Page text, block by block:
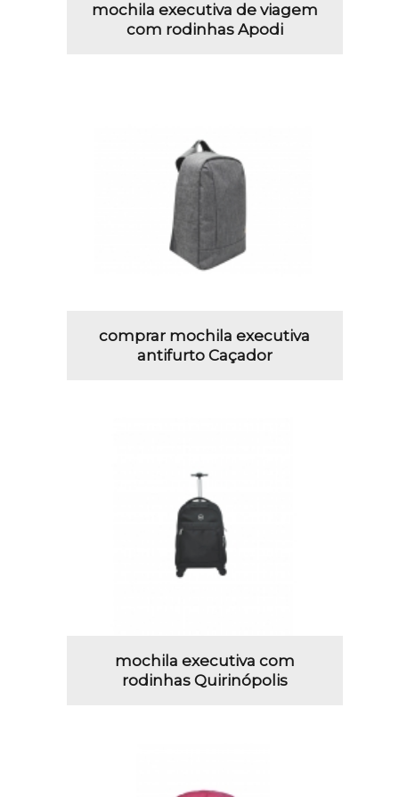
mochila executiva de viagem
com rodinhas Apodi
comprar mochila executiva
antifurto Caçador
mochila executiva com
rodinhas Quirinópolis